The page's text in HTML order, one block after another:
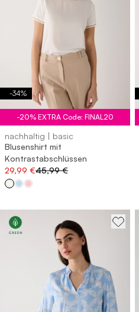
-34%
-20% EXTRA Code: FINAL20
nachhaltig | basic
Blusenshirt mit
Kontrastabschlüssen
29,99 €45,99 €